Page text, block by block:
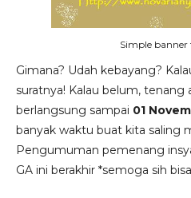
Simple banner
Gimana? Udah kebayang?
suratnya! Kalau belum, tenang
berlangsung sampai 01
banyak waktu buat kita saling
Pengumuman pemenang
GA ini berakhir *semoga sih